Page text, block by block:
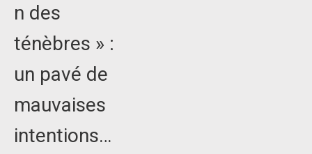
n des
ténèbres » :
un pavé de
mauvaises
intentions…